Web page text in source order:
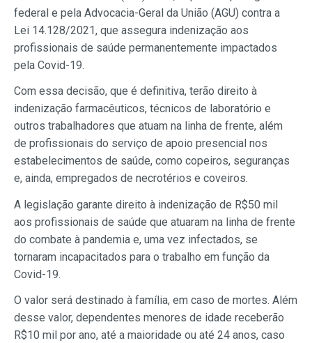
federal e pela Advocacia-Geral da União (AGU) contra a
Lei 14.128/2021, que assegura indenização aos
profissionais de saúde permanentemente impactados
pela Covid-19.
Com essa decisão, que é definitiva, terão direito à
indenização farmacêuticos, técnicos de laboratório e
outros trabalhadores que atuam na linha de frente, além
de profissionais do serviço de apoio presencial nos
estabelecimentos de saúde, como copeiros, seguranças
e, ainda, empregados de necrotérios e coveiros.
A legislação garante direito à indenização de R$50 mil
aos profissionais de saúde que atuaram na linha de frente
do combate à pandemia e, uma vez infectados, se
tornaram incapacitados para o trabalho em função da
Covid-19.
O valor será destinado à família, em caso de mortes. Além
desse valor, dependentes menores de idade receberão
R$10 mil por ano, até a maioridade ou até 24 anos, caso